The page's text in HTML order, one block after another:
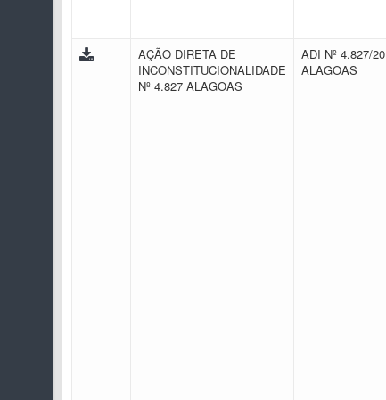
AÇÃO DIRETA DE
INCONSTITUCIONALIDADE
Nº 4.827 ALAGOAS
ADI Nº 4.827/
ALAGOAS